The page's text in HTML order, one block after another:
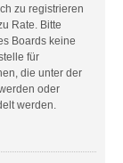
zu registrieren
Rate. Bitte
Boards keine
für
die unter der
oder
werden.